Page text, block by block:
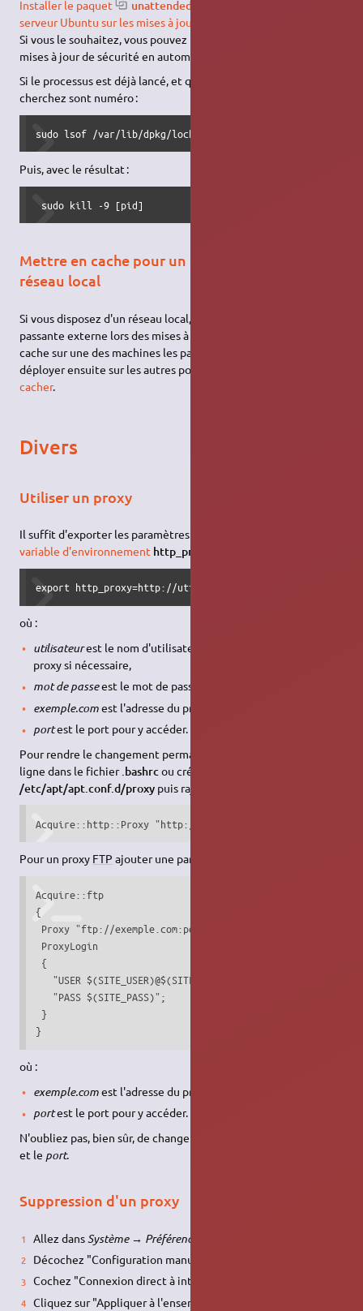
Installer le paquet unattended-upgrades
serveur Ubuntu sur les mises à jours automatiques
Si vous le souhaitez, vous pouvez paramétrer uniquement les
mises à jour de sécurité en automatique.
Si le processus est déjà lancé, et que vous souhaitez le stopper,
cherchez sont numéro :
sudo lsof /var/lib/dpkg/lock-frontend
Puis, avec le résultat :
sudo kill -9 [pid]
Mettre en cache pour un déploiement sur
réseau local
Si vous disposez d'un réseau local, pour économiser de la bande
passante externe lors des mises à jours vous pouvez mettre en
cache sur une des machines les paquets téléchargés et les
déployer ensuite sur les autres postes en faisant appel à
cacher.
Divers
Utiliser un proxy
Il suffit d'exporter les paramètres du
variable d'environnement http_proxy
export http_proxy=http://
où :
utilisateurest le nom d'utilisateur pour se connecter au
proxy si nécessaire,
mot de passeest le mot de passe éventuellement associé
exemple.comest l'adresse du proxy,
portest le port pour y accéder.
Pour rendre le changement permanent vous pouvez rajouter la
ligne dans le fichier .bashrc ou créer un fichier
/etc/apt/apt.conf.d/proxy puis rajouter la ligne suivante :
Acquire::http::Proxy "http://
Pour un proxy FTP ajouter une partie comme suit :
Acquire::ftp
{
Proxy "ftp://exemple.com:port/";
ProxyLogin
{
   "USER $(SITE_USER)@$(SITE)";
   "PASS $(SITE_PASS)";
}
}
où :
exemple.comest l'adresse du proxy,
portest le port pour y accéder.
N'oubliez pas, bien sûr, de changer le nom d'hôte
et le port.
Suppression d'un proxy
Allez dansSystème → Préférences →Serveur Mandataire
Décochez "Configuration manuelle du serveur mandataire"
Cochez "Connexion direct à internet"
Cliquez sur "Appliquer à l'ensemble du système"